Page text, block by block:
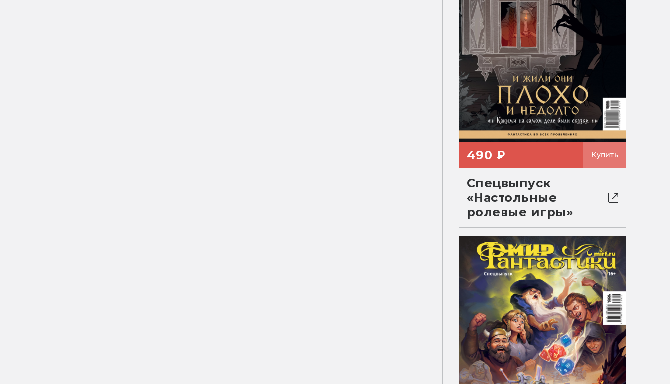
490 ₽ Купить
Спецвыпуск
«Настольные
ролевые игры»